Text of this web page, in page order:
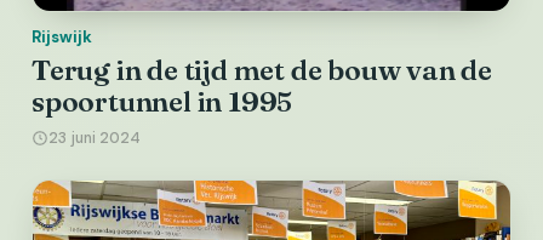
Rijswijk
Terug in de tijd met de bouw van de
spoortunnel in 1995
23 juni 2024